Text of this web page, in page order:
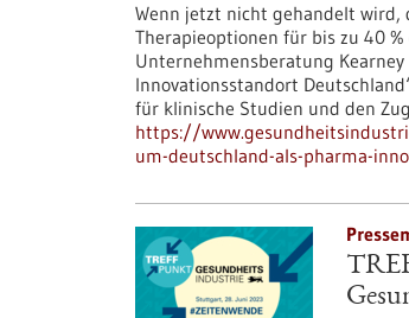
Wenn jetzt nicht gehandelt wird,
Therapieoptionen für bis zu 40
Unternehmensberatung
Innovationsstandort
für klinische Studien und den
https://
um-deutschland-als-pharma-